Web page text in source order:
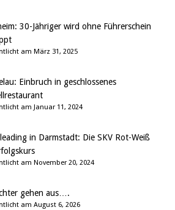
30-Jähriger wird ohne Führerschein
am März 31, 2025
Einbruch in geschlossenes
am Januar 11, 2024
in Darmstadt: Die SKV Rot-Weiß
am November 20, 2024
gehen aus….
am August 6, 2026